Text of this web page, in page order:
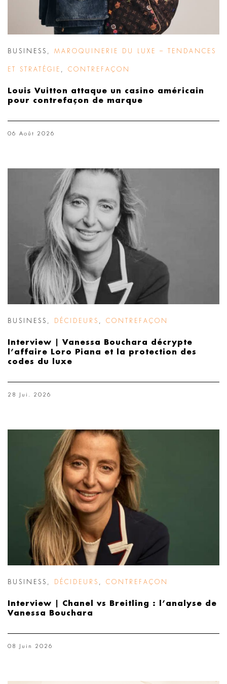
BUSINESS MAROQUINERIE DU LUXE – TENDANCES
ET STRATÉGIE CONTREFAÇON
Louis Vuitton attaque un casino américain
pour contrefaçon de marque
06 Août 2026
BUSINESS DÉCIDEURS CONTREFAÇON
Interview | Vanessa Bouchara décrypte
l’affaire Loro Piana et la protection des
codes du luxe
28 Jui. 2026
BUSINESS DÉCIDEURS CONTREFAÇON
Interview | Chanel vs Breitling : l’analyse de
Vanessa Bouchara
08 Juin 2026